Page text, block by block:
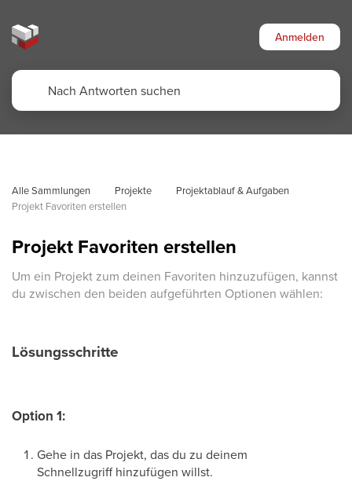
Anmelden
Alle Sammlungen Projekte
Projektablauf & Aufgaben
Projekt Favoriten erstellen
Projekt Favoriten erstellen
Um ein Projekt zum deinen Favoriten hinzuzufügen, kannst
du zwischen den beiden aufgeführten Optionen wählen:
Lösungsschritte
Option 1:
Gehe in das Projekt, das du zu deinem
Schnellzugriff hinzufügen willst.